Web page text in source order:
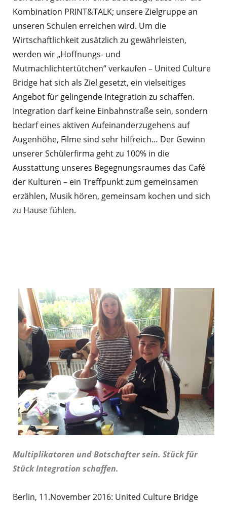
Kombination PRINT&TALK; unsere Zielgruppe an
unseren Schulen erreichen wird. Um die
Wirtschaftlichkeit zusätzlich zu gewährleisten,
werden wir „Hoffnungs- und
Mutmachlichtertütchen“ verkaufen – United Culture
Bridge hat sich als Ziel gesetzt, ein vielseitiges
Angebot für gelingende Integration zu schaffen.
Integration darf keine Einbahnstraße sein, sondern
bedarf eines aktiven Aufeinanderzugehens auf
Augenhöhe, Filme sind sehr hilfreich… Der Gewinn
unserer Schülerfirma geht zu 100% in die
Ausstattung unseres Begegnungsraumes das Café
der Kulturen – ein Treffpunkt zum gemeinsamen
erzählen, Musik hören, gemeinsam kochen und sich
zu Hause fühlen.
Multiplikatoren und Botschafter sein. Stück für
Stück Integration schaffen.
Berlin, 11.November 2016: United Culture Bridge